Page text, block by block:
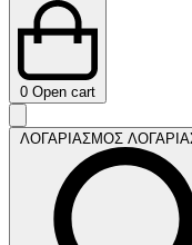
0 Open cart
ΛΟΓΑΡΙΑΣΜΟΣ